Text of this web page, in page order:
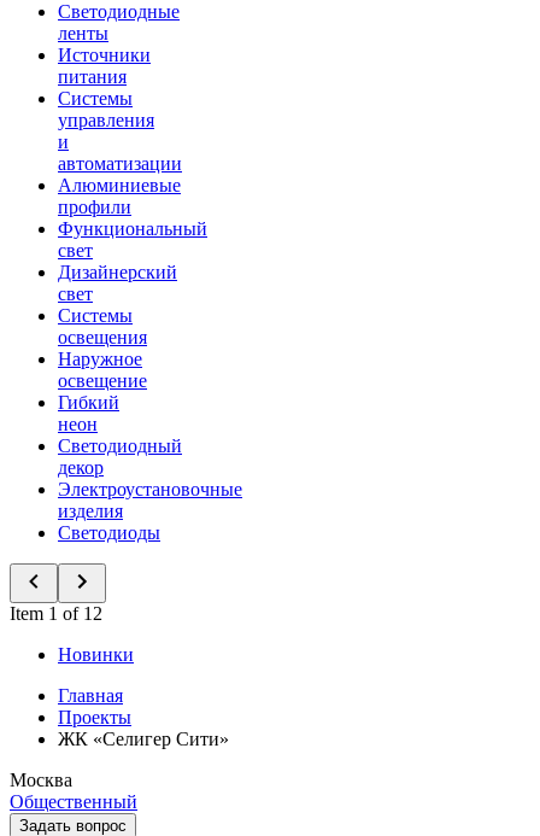
Светодиодные
ленты
Источники
питания
Системы
управления
и
автоматизации
Алюминиевые
профили
Функциональный
свет
Дизайнерский
свет
Системы
освещения
Наружное
освещение
Гибкий
неон
Светодиодный
декор
Электроустановочные
изделия
Светодиоды
Item 1 of 12
Новинки
Главная
Проекты
ЖК «Селигер Сити»
Москва
Общественный
Задать вопрос